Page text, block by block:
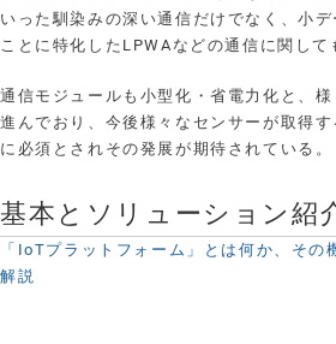
いった馴染みの深い通信だけでなく、小
ことに特化したLPWAなどの通信に関して
通信モジュールも小型化・省電力化と、
進んでおり、今後様々なセンサーが取得
に必須とされその発展が期待されている。
基本とソリューション紹
「IoTプラットフォーム」とは何か、その
解説